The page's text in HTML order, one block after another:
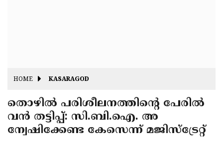
J&K
State
Assembly
Elections
Haryana
State
Assembly
Diwali
Christmas
HOME KASARAGOD
തൊഴില്‍ പരിശീലനത്തിന്റെ പേരില്‍
വന്‍ തട്ടിപ്പ്: സി.ബി.ഐ. അ
ന്വേഷിക്കേണ്ട കേസെന്ന് മജിസ്‌ട്രേറ്റ്